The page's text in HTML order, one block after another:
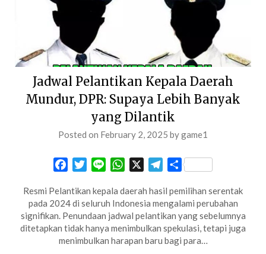
Jadwal Pelantikan Kepala Daerah
Mundur, DPR: Supaya Lebih Banyak
yang Dilantik
Posted on February 2, 2025 bygame1
FacebookTwitterLine WhatsApp Telegram
Share
Resmi Pelantikan kepala daerah hasil pemilihan serentak
pada 2024 di seluruh Indonesia mengalami perubahan
signifikan. Penundaan jadwal pelantikan yang sebelumnya
ditetapkan tidak hanya menimbulkan spekulasi, tetapi juga
menimbulkan harapan baru bagi para…